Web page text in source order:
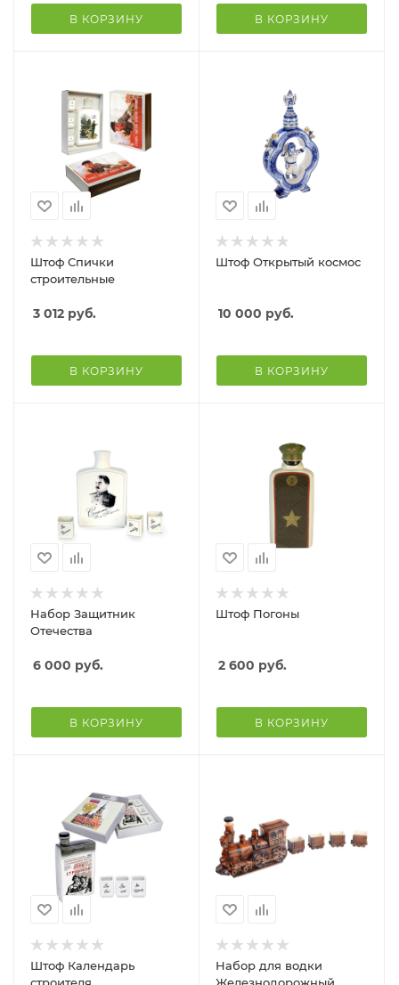
В КОРЗИНУ В КОРЗИНУ
Штоф Спички
строительные
3 012 руб.
В КОРЗИНУ
Штоф Открытый космос
10 000 руб.
В КОРЗИНУ
Набор Защитник
Отечества
6 000 руб.
В КОРЗИНУ
Штоф Погоны
2 600 руб.
В КОРЗИНУ
Штоф Календарь
Набор для водки